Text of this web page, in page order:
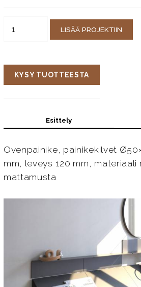
LISÄÄ PROJEKTIIN
KYSY TUOTTEESTA
Esittely
Ovenpainike, painikekilvet
mm, leveys 120 mm, materiaali
mattamusta